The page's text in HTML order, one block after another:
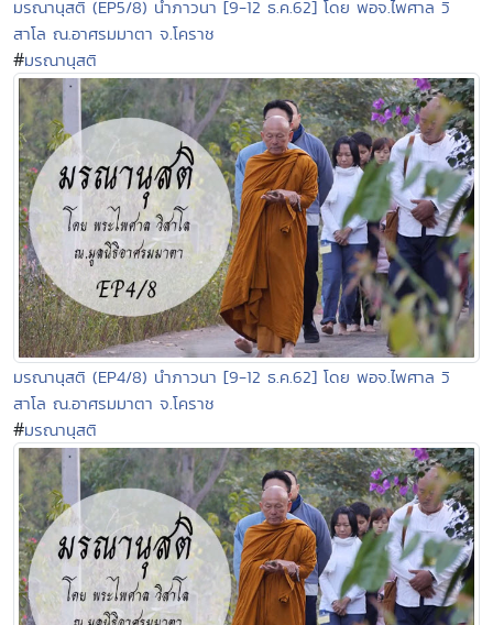
มรณานุสติ (EP5/8) นำภาวนา [9-12 ธ.ค.62] โดย พอจ.ไพศาล วิ
สาโล ณ.อาศรมมาตา จ.โคราช
#มรณานุสติ
มรณานุสติ (EP4/8) นำภาวนา [9-12 ธ.ค.62] โดย พอจ.ไพศาล วิ
สาโล ณ.อาศรมมาตา จ.โคราช
#มรณานุสติ